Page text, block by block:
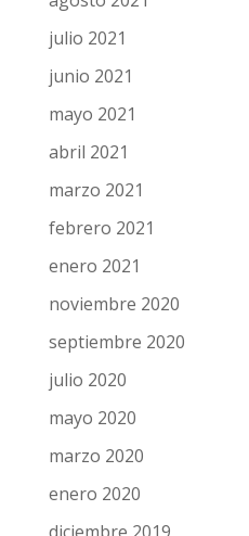
julio 2021
junio 2021
mayo 2021
abril 2021
marzo 2021
febrero 2021
enero 2021
noviembre 2020
septiembre 2020
julio 2020
mayo 2020
marzo 2020
enero 2020
diciembre 2019